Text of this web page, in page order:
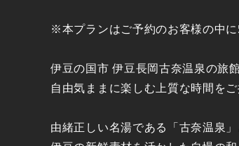
※本プランはご予約のお客様の中
伊豆の国市 伊豆長岡古奈温泉の旅
自由気ままに楽しむ上質な時間をご
由緒正しい名湯である「古奈温泉」